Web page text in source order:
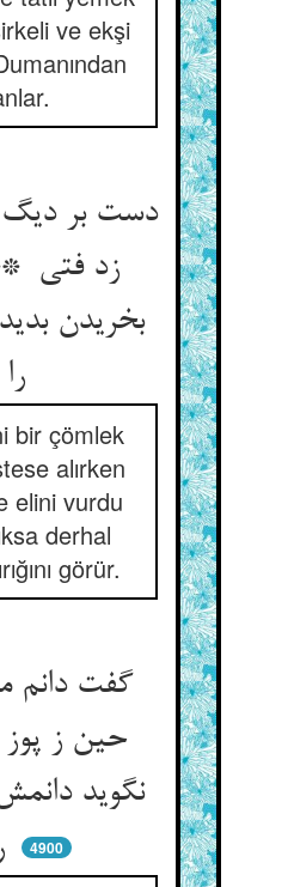
ve ekşi
دست بر
زد فتی
بخریدن
را
bir çömlek
alırken
elini vurdu
derhal
görür.
گفت دانم
حین ز
نگوید
4900